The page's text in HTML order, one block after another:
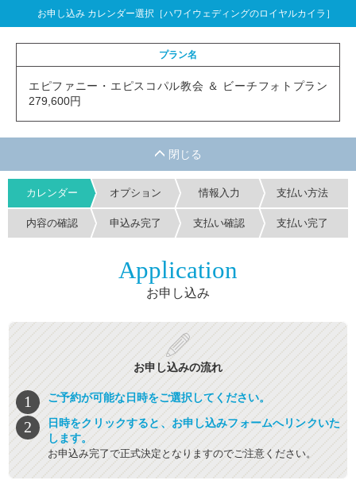
お申し込み カレンダー選択［ハワイウェディングのロイヤルカイラ］
プラン名
エピファニー・エピスコパル教会 ＆ ビーチフォトプラン
279,600円
カレンダー オプション 情報入力 支払い方法
内容の確認 申込み完了 支払い確認 支払い完了
Application
お申し込み
お申し込みの流れ
ご予約が可能な日時をご選択してください。
日時をクリックすると、お申し込みフォームへリンクいた
します。
お申込み完了で正式決定となりますのでご注意ください。